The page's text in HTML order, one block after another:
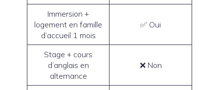
Immersion +
logement en famille
d’accueil 1 mois
✅ Oui
Stage + cours
d’anglais en
alternance
❌ Non